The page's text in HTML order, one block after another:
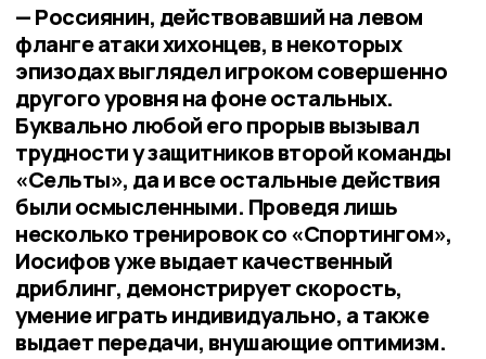
— Россиянин, действовавший на левом
фланге атаки хихонцев, в некоторых
эпизодах выглядел игроком совершенно
другого уровня на фоне остальных.
Буквально любой его прорыв вызывал
трудности у защитников второй команды
«Сельты», да и все остальные действия
были осмысленными. Проведя лишь
несколько тренировок со «Спортингом»,
Иосифов уже выдает качественный
дриблинг, демонстрирует скорость,
умение играть индивидуально, а также
выдает передачи, внушающие оптимизм.